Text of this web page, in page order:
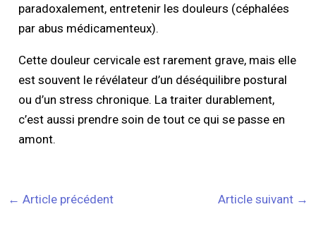
paradoxalement, entretenir les douleurs (céphalées
par abus médicamenteux).
Cette douleur cervicale est rarement grave, mais elle
est souvent le révélateur d’un déséquilibre postural
ou d’un stress chronique. La traiter durablement,
c’est aussi prendre soin de tout ce qui se passe en
amont.
← Article précédent Article suivant →